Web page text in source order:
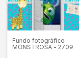
Fundo fotográfico
MONSTROSA - 2709